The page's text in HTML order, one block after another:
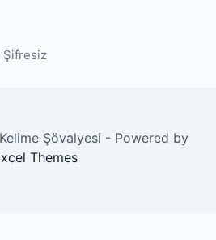
Şifresiz
Şövalyesi - Powered by
Themes